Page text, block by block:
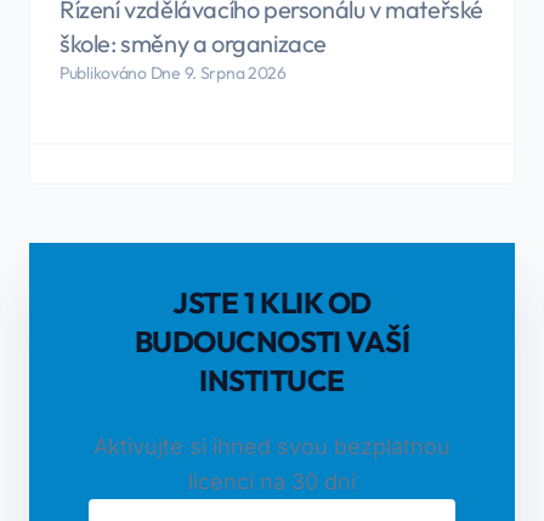
Řízení vzdělávacího personálu v mateřské
škole: směny a organizace
Publikováno Dne 9. Srpna 2026
JSTE 1 KLIK OD
BUDOUCNOSTI VAŠÍ
INSTITUCE
Aktivujte si ihned svou bezplatnou
licenci na 30 dní